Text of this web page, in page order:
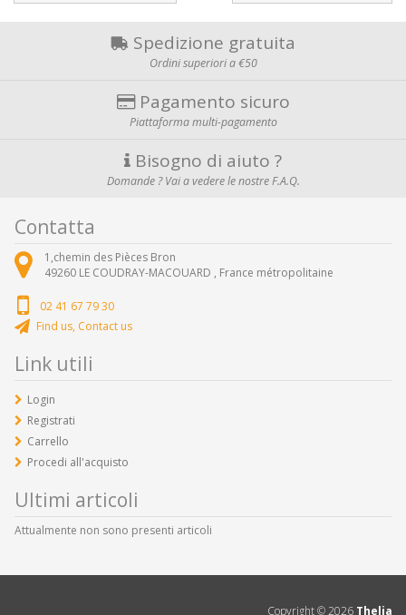
Spedizione gratuita
Ordini superiori a €50
Pagamento sicuro
Piattaforma multi-pagamento
Bisogno di aiuto ?
Domande ? Vai a vedere le nostre F.A.Q.
Contatta
1,chemin des Pièces Bron
49260 LE COUDRAY-MACOUARD , France métropolitaine
02 41 67 79 30
Find us, Contact us
Link utili
Login
Registrati
Carrello
Procedi all'acquisto
Ultimi articoli
Attualmente non sono presenti articoli
Copyright ©2026 Thelia